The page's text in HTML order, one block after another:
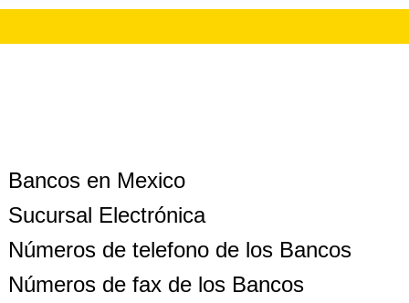
Bancos en Mexico
Sucursal Electrónica
Números de telefono de los Bancos
Números de fax de los Bancos